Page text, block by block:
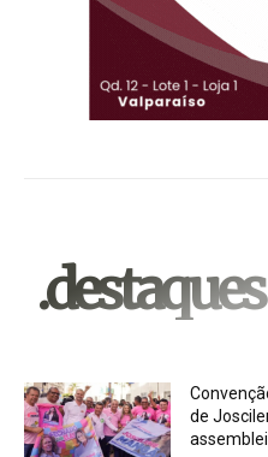
.destaques
de